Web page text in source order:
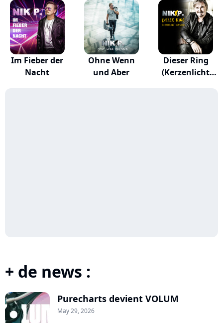
Im Fieber der
Nacht
Ohne Wenn
und Aber
Dieser Ring
(Kerzenlicht
+ de news :
Purecharts devient VOLUM
May 29, 2026